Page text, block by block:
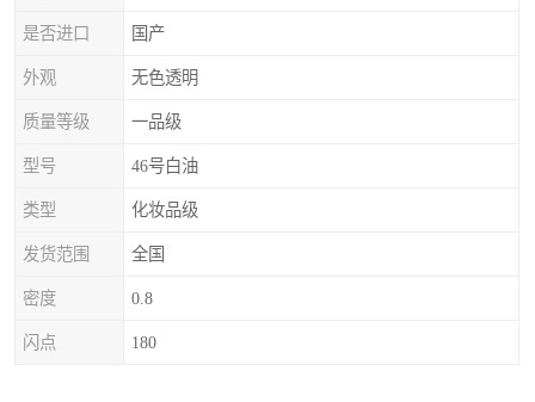
是否进口 国产
外观 无色透明
质量等级 一品级
型号 46号白油
类型 化妆品级
发货范围 全国
密度 0.8
闪点 180